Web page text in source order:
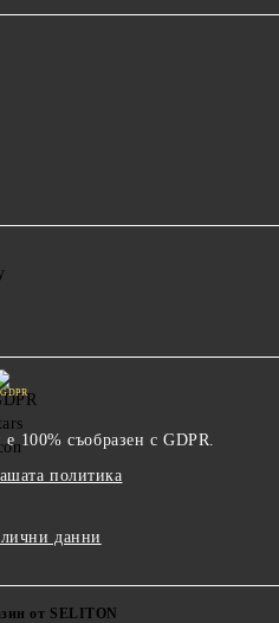
GDPR
100% съобразен с GDPR.
политика
данни
от SELITON